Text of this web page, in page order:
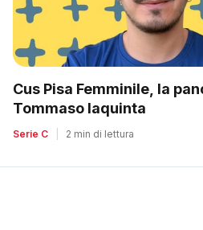
Cus Pisa Femminile, la
Tommaso Iaquinta
Serie C 2 min di lettura